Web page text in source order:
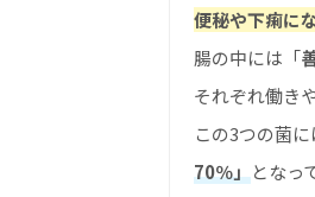
便秘や下痢に
腸の中には「
それぞれ働き
この3つの菌
70％」となっ